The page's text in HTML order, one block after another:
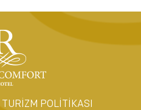
POLİTİKASI